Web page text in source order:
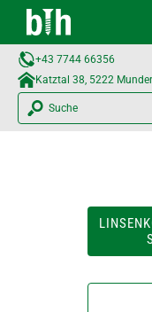
+43 7744 66356
Katztal 38, 5222
Suche